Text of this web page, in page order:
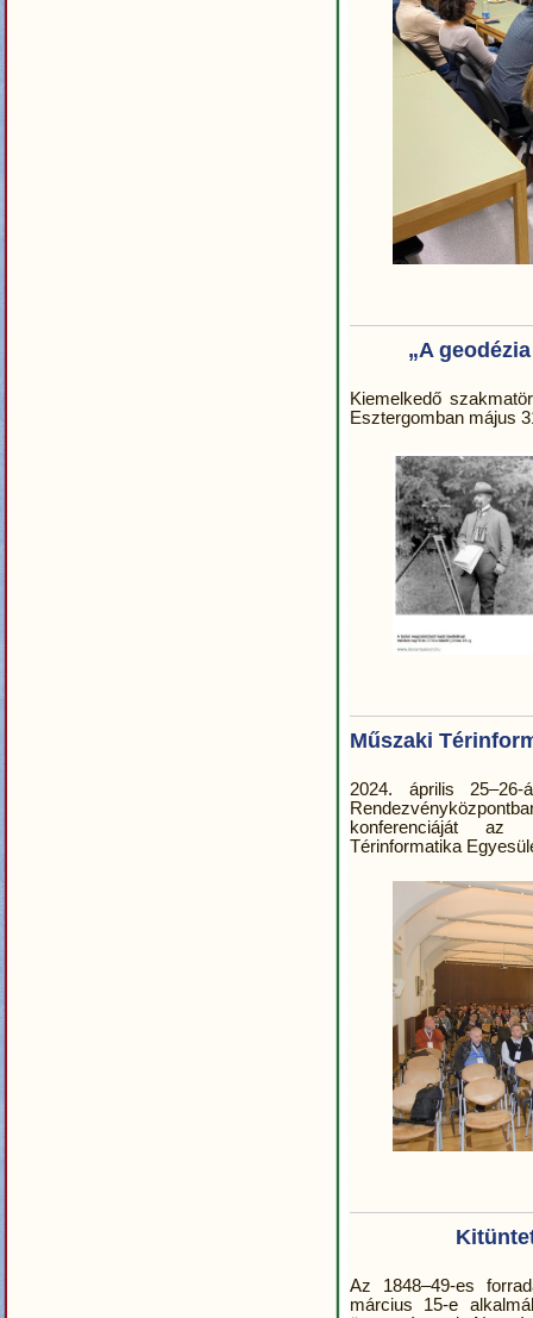
„A
Kiemelkedő
Esztergomban május
Műszaki
2024. április
konferenciáját az
Térinformatika
Az 1848–49-es
március 15-e